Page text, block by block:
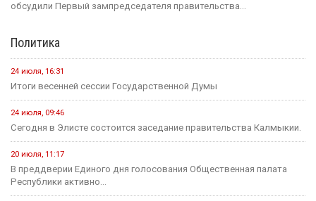
обсудили Первый зампредседателя правительства...
Политика
24 июля, 16:31
Итоги весенней сессии Государственной Думы
24 июля, 09:46
Сегодня в Элисте состоится заседание правительства Калмыкии.
20 июля, 11:17
В преддверии Единого дня голосования Общественная палата
Республики активно...